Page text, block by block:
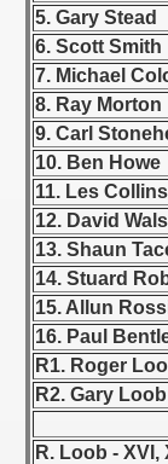
5. Gary Stead
6. Scott Smith
7. Michael
8. Ray Morton
9. Carl
10. Ben Howe
11. Les Collins
12. David
13. Shaun
14. Stuard
15. Allun
16. Paul
R1. Roger
R2. Gary Loob
R. Loob - XVI,
(My
Świata
1946